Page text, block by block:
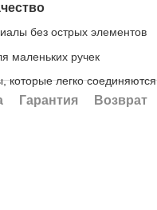
без острых элементов
маленьких ручек
которые легко соединяются
Гарантия Возврат